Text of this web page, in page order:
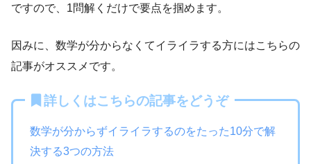
ですので、1問解くだけで要点を掴めます。
因みに、数学が分からなくてイライラする方にはこちらの
記事がオススメです。
詳しくはこちらの記事をどうぞ
数学が分からずイライラするのをたった10分で解
決する3つの方法